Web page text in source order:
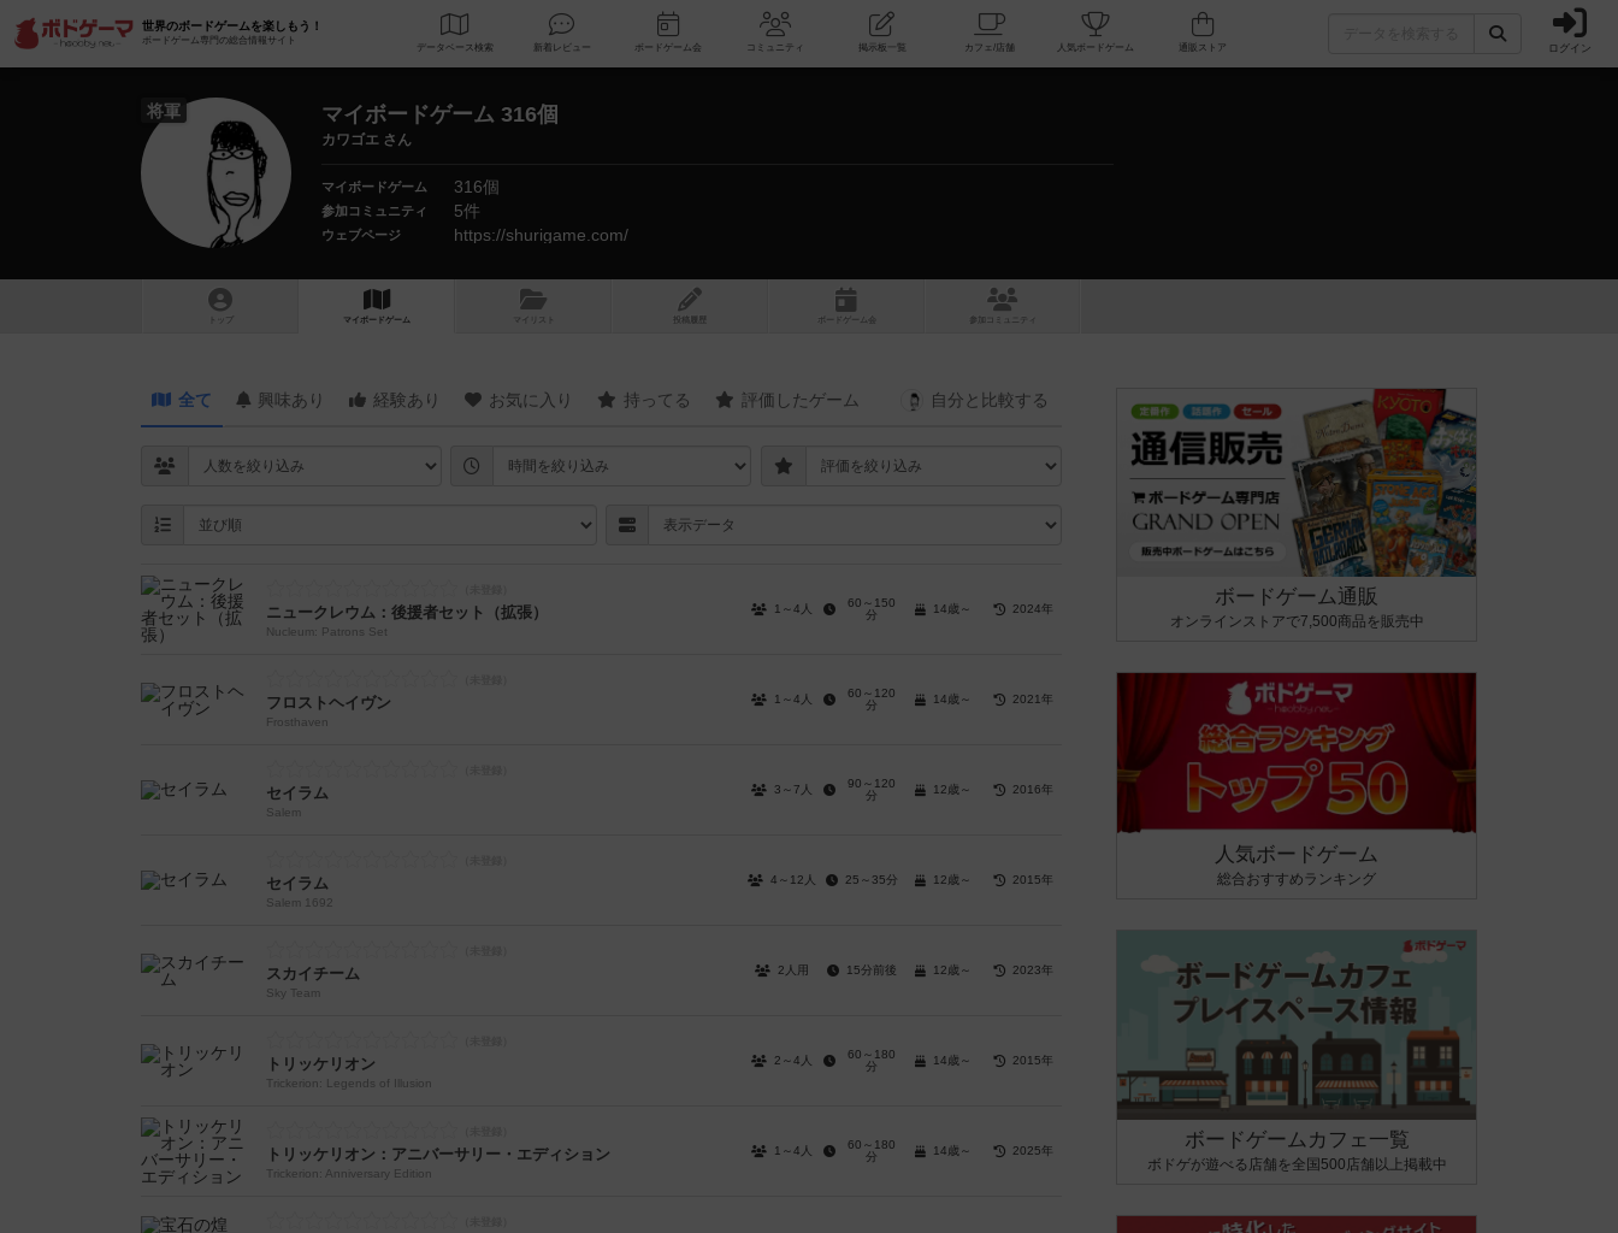
世界のボードゲームを楽しもう！
ボードゲーム専門の総合情報サイト
データベース 検索 新着レビュー ボードゲーム会 コミュニティ 掲示板一覧 カフェ/店舗 人気ボードゲーム ログイン
将軍 マイボードゲーム 316個
カワゴエ さん
マイボードゲーム 316個
参加コミュニティ 5件
ウェブページ https://shurigame.com/
トップ マイボードゲーム マイリスト 投稿履歴 ボ ドゲ ーム コミュニティ
全て 興味あり 経験あり お気に入り 持ってる 評価したゲーム 自分と 比較する
ニュークレウム：後援者セット（拡張）
Nucleum: Patrons Set
1～4人
60～150
分
14歳～ 2024年
フロストヘイヴン
Frosthaven
1～4人
60～120
分
14歳～ 2021年
セイラム
Salem
3～7人
90～120
分
12歳～ 2016年
セイラム
Salem 1692
4～12人 25～35分 12歳～ 2015年
スカイチーム
Sky Team
2人用 15分前後 12歳～ 2023年
トリッケリオン
Trickerion: Legends of Illusion
2～4人
60～180
分
14歳～ 2015年
トリッケリオン：アニバーサリー・エディション
Trickerion: Anniversary Edition
1～4人
60～180
分
14歳～ 2025年
ボードゲーム通販
オンラインストアで7,500商品を販売中
人気ボードゲーム
総合おすすめランキング
ボードゲームカフェ一覧
ボドゲが遊べる店舗を全国500店舗以上掲載中